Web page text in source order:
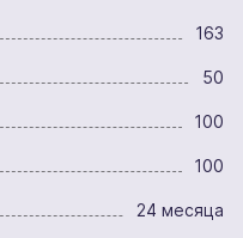
163
50
100
100
24 месяца